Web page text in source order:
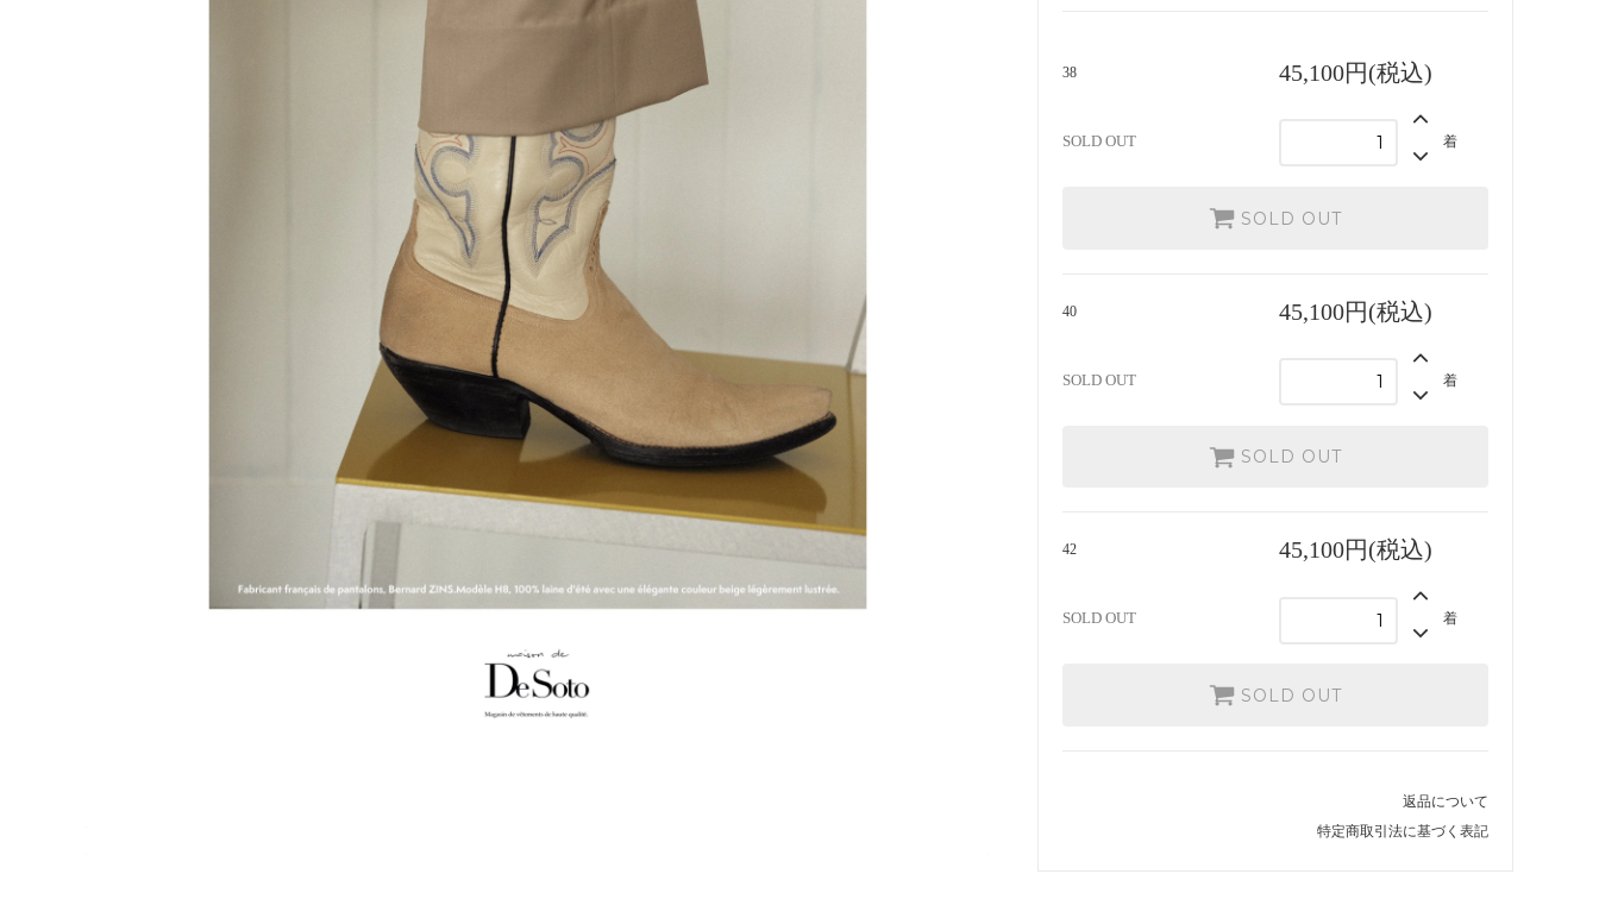
40
SOLD OUT
38 45,100円(税込)
SOLD OUT 着
SOLD OUT
40 45,100円(税込)
SOLD OUT 着
SOLD OUT
42 45,100円(税込)
SOLD OUT 着
SOLD OUT
返品について
特定商取引法に基づく表記